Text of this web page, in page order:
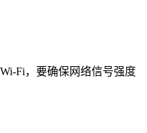
Fi，要确保网络信号强度